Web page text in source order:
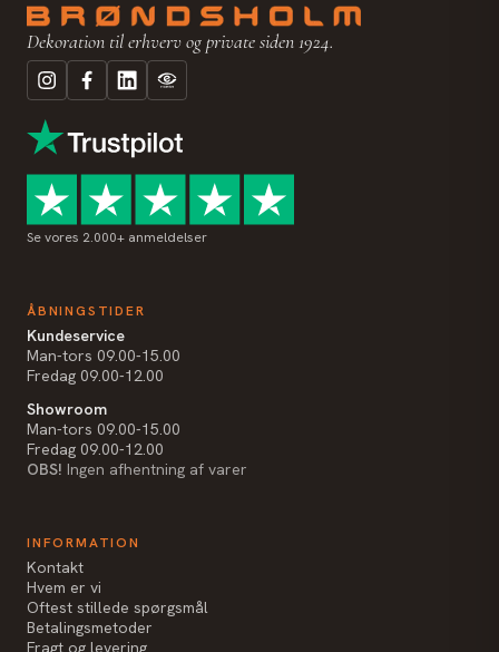
Dekoration til erhverv og private siden 1924.
Se vores 2.000+ anmeldelser
ÅBNINGSTIDER
Kundeservice
Man-tors 09.00-15.00
Fredag 09.00-12.00
Showroom
Man-tors 09.00-15.00
Fredag 09.00-12.00
OBS! Ingen afhentning af varer
INFORMATION
Kontakt
Hvem er vi
Oftest stillede spørgsmål
Betalingsmetoder
Fragt og levering